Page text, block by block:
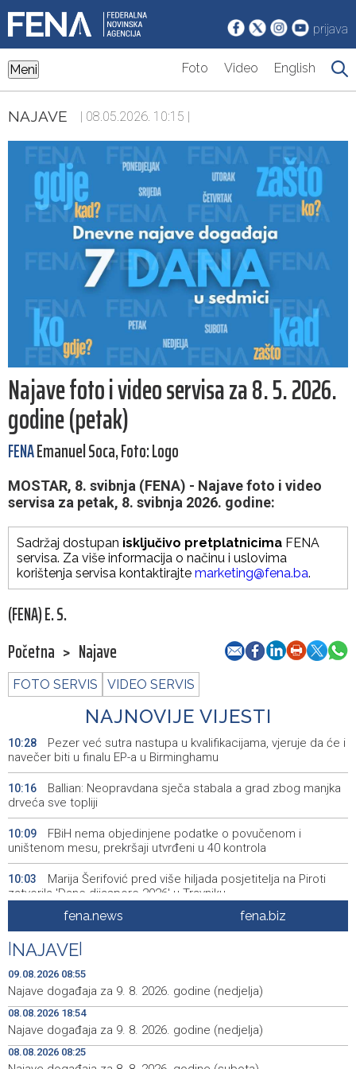
prijava
Meni Foto Video English
NAJAVE | 08.05.2026. 10:15 |
Najave foto i video servisa za 8. 5. 2026.
godine (petak)
FENAEmanuel Soca, Foto: Logo
MOSTAR, 8. svibnja (FENA) - Najave foto i video
servisa za petak, 8. svibnja 2026. godine:
Sadržaj dostupan isključivo pretplatnicima FENA
servisa. Za više informacija o načinu i uslovima
korištenja servisa kontaktirajte marketing@fena.ba.
(FENA) E. S.
Početna > Najave
FOTO SERVIS VIDEO SERVIS
NAJNOVIJE VIJESTI
10:28
Pezer već sutra nastupa u kvalifikacijama, vjeruje da će i
navečer biti u finalu EP-a u Birminghamu
10:16
Ballian: Neopravdana sječa stabala a grad zbog manjka
drveća sve topliji
10:09
FBiH nema objedinjene podatke o povučenom i
uništenom mesu, prekršaji utvrđeni u 40 kontrola
10:03
Marija Šerifović pred više hiljada posjetitelja na Piroti
zatvorila 'Dane dijaspore 2026' u Travniku
Kušljugić: Sprječavanje dehidracije i pregrijavanja ključni
za očuvanje zdravlja srca tokom vrućina
09:27
U jami 'Raspotočje' petu noć prenoćilo devet zeničkih
rudara
09:20
Gosti iz regiona okupirali Jahorinu, mnogi zbog popusta
umjesto mora izabrali planinu
Požar kod Konjica lokaliziran, vatrogasci i dalje na
fena.news fena.biz
NAJAVE
09.08.2026 08:55
Najave događaja za 9. 8. 2026. godine (nedjelja)
08.08.2026 18:54
Najave događaja za 9. 8. 2026. godine (nedjelja)
08.08.2026 08:25